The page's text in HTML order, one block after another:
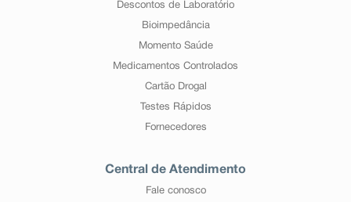
Descontos de Laboratório
Bioimpedância
Momento Saúde
Medicamentos Controlados
Cartão Drogal
Testes Rápidos
Fornecedores
Central de Atendimento
Fale conosco